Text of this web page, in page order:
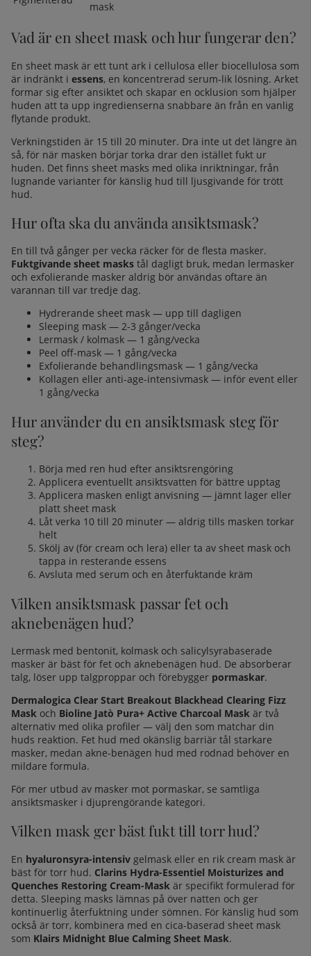
mask
Vad är en sheet mask och hur fungerar den?
En sheet mask är ett tunt ark i cellulosa eller biocellulosa som
är indränkt i essens, en koncentrerad serum-lik lösning. Arket
formar sig efter ansiktet och skapar en ocklusion som hjälper
huden att ta upp ingredienserna snabbare än från en vanlig
flytande produkt.
Verkningstiden är 15 till 20 minuter. Dra inte ut det längre än
så, för när masken börjar torka drar den istället fukt ur
huden. Det finns sheet masks med olika inriktningar, från
lugnande varianter för känslig hud till ljusgivande för trött
hud.
Hur ofta ska du använda ansiktsmask?
En till två gånger per vecka räcker för de flesta masker.
Fuktgivande sheet masks tål dagligt bruk, medan lermasker
och exfolierande masker aldrig bör användas oftare än
varannan till var tredje dag.
Hydrerande sheet mask — upp till dagligen
Sleeping mask — 2-3 gånger/vecka
Lermask / kolmask — 1 gång/vecka
Peel off-mask — 1 gång/vecka
Exfolierande behandlingsmask — 1 gång/vecka
Kollagen eller anti-age-intensivmask — inför event eller
1 gång/vecka
Hur använder du en ansiktsmask steg för
steg?
Börja med ren hud efter ansiktsrengöring
Applicera eventuellt ansiktsvatten för bättre upptag
Applicera masken enligt anvisning — jämnt lager eller
platt sheet mask
Låt verka 10 till 20 minuter — aldrig tills masken torkar
helt
Skölj av (för cream och lera) eller ta av sheet mask och
tappa in resterande essens
Avsluta med serum och en återfuktande kräm
Vilken ansiktsmask passar fet och
aknebenägen hud?
Lermask med bentonit, kolmask och salicylsyrabaserade
masker är bäst för fet och aknebenägen hud. De absorberar
talg, löser upp talgproppar och förebygger pormaskar.
Dermalogica Clear Start Breakout Blackhead Clearing Fizz
Mask och Bioline Jatò Pura+ Active Charcoal Mask är två
alternativ med olika profiler — välj den som matchar din
huds reaktion. Fet hud med okänslig barriär tål starkare
masker, medan akne-benägen hud med rodnad behöver en
mildare formula.
För mer utbud av masker mot pormaskar, se samtliga
ansiktsmasker i djuprengörande kategori.
Vilken mask ger bäst fukt till torr hud?
En hyaluronsyra-intensiv gelmask eller en rik cream mask är
bäst för torr hud. Clarins Hydra-Essentiel Moisturizes and
Quenches Restoring Cream-Mask är specifikt formulerad för
detta. Sleeping masks lämnas på över natten och ger
kontinuerlig återfuktning under sömnen. För känslig hud som
också är torr, kombinera med en cica-baserad sheet mask
som Klairs Midnight Blue Calming Sheet Mask.